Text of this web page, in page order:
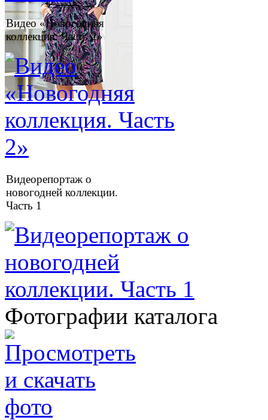
Видео «Новогодняя
коллекция. Часть 2»
Видеорепортаж о
новогодней коллекции.
Часть 1
Фотографии каталога